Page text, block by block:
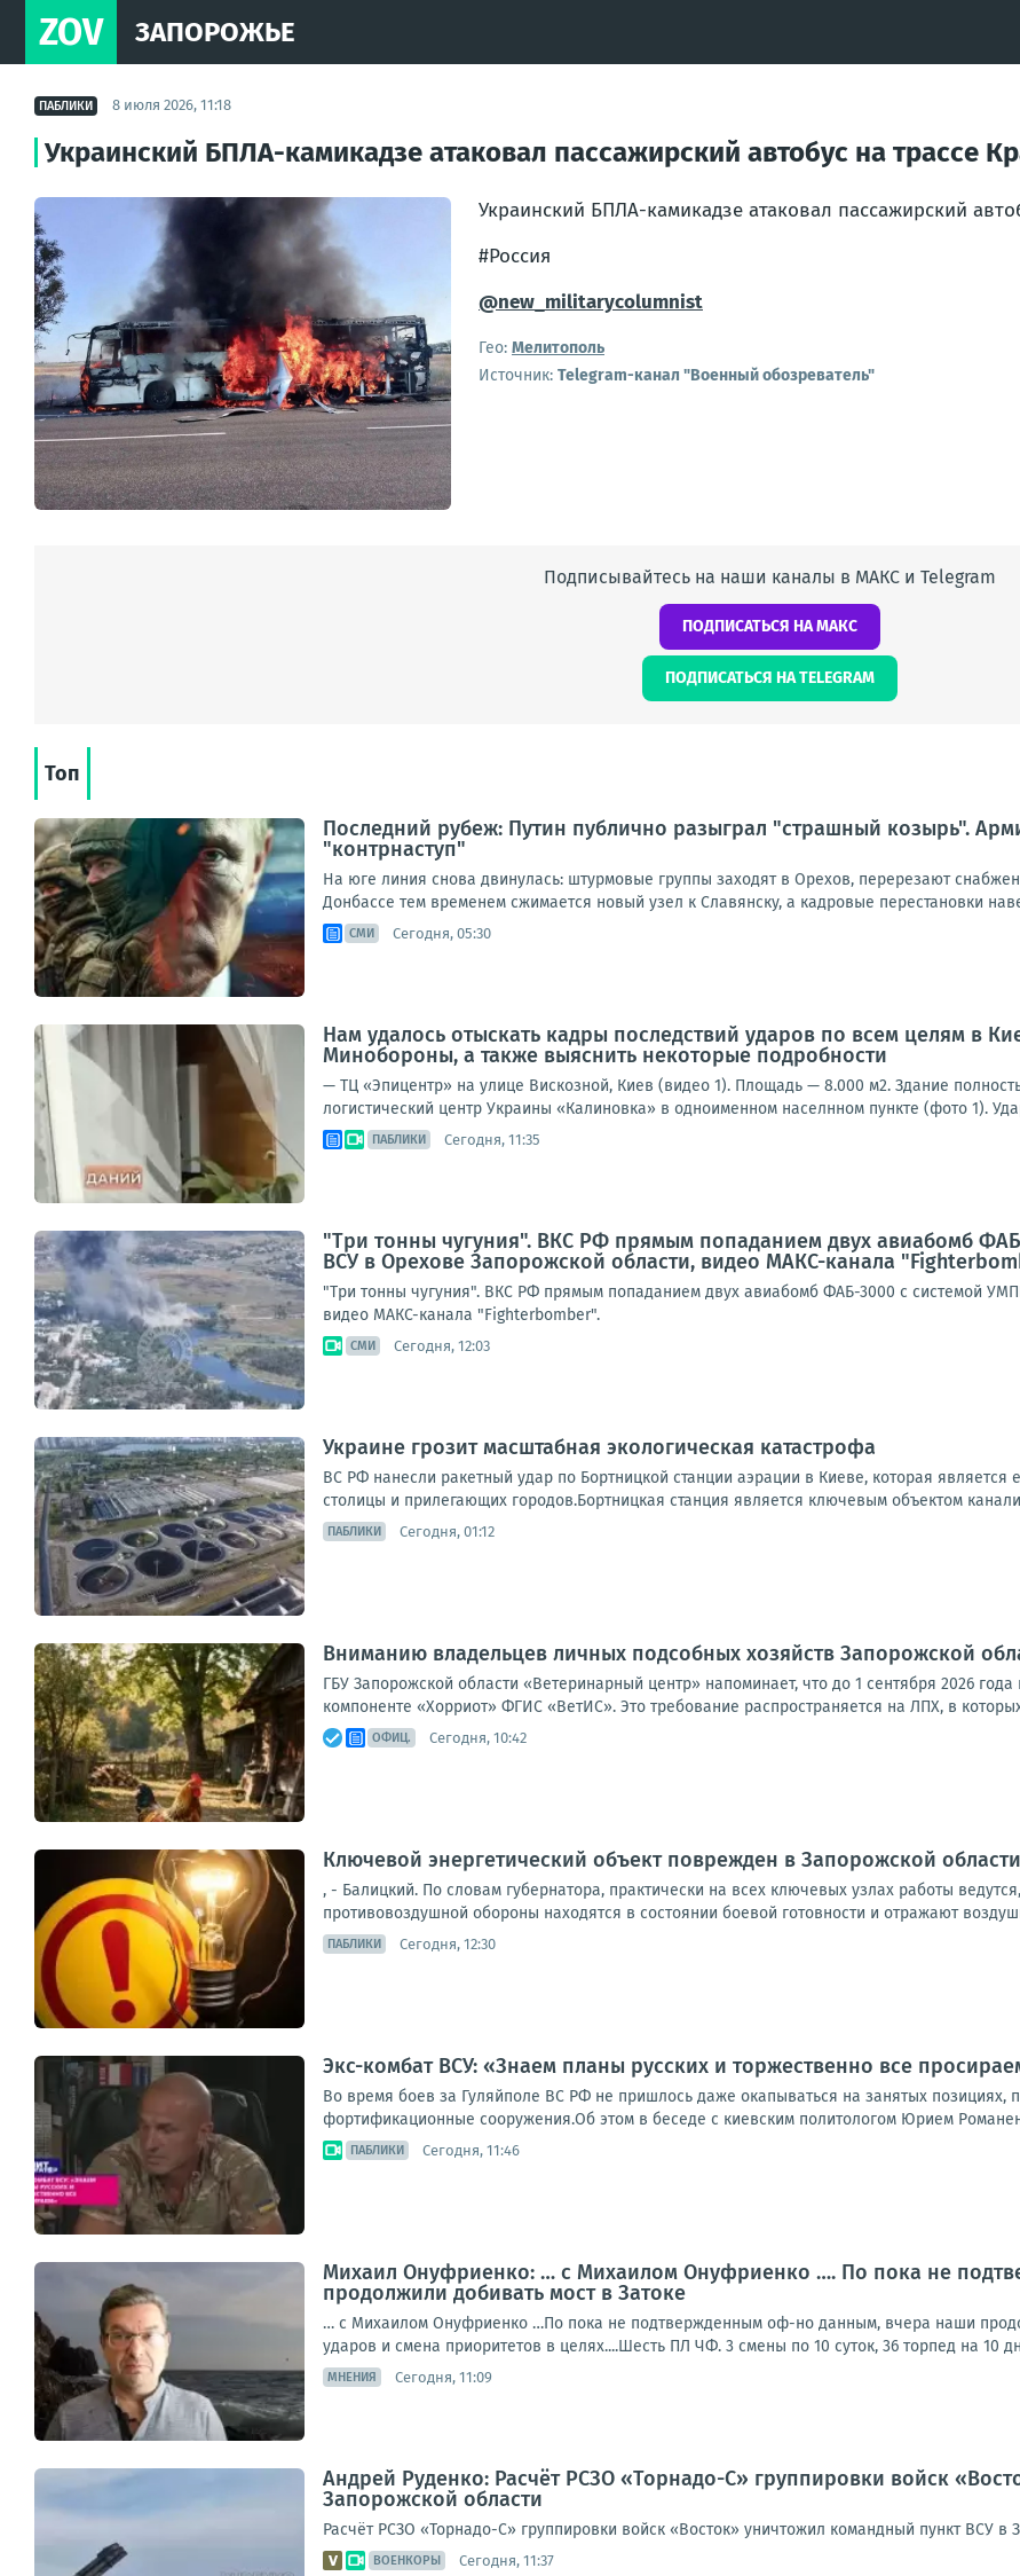
ZOV ЗАПОРОЖЬЕ
ПАБЛИКИ 8 июля 2026, 11:18
Украинский БПЛА-камикадзе атаковал пассажирский автобус на трассе
Украинский БПЛА-камикадзе атаковал пассажирский
#Россия
@new_militarycolumnist
Гео: Мелитополь
Источник: Telegram-канал "Военный обозреватель"
Подписывайтесь на наши каналы в МАКС и Telegram
ПОДПИСАТЬСЯ НА МАКС
ПОДПИСАТЬСЯ НА TELEGRAM
Топ
Последний рубеж: Путин публично разыграл "страшный козырь".
"контрнаступ"
На юге линия снова двинулась: штурмовые группы заходят в Орехов, перерезают
Донбассе тем временем сжимается новый узел к Славянску, а кадровые перестановки
СМИ Сегодня, 05:30
Нам удалось отыскать кадры последствий ударов по всем целям в
Минобороны, а также выяснить некоторые подробности
— ТЦ «Эпицентр» на улице Вискозной, Киев (видео 1). Площадь — 8.000 м2. Здание
логистический центр Украины «Калиновка» в одноименном населнном пункте (фото 1).
ПАБЛИКИ Сегодня, 11:35
"Три тонны чугуния". ВКС РФ прямым попаданием двух авиабомб
ВСУ в Орехове Запорожской области, видео МАКС-канала
"Три тонны чугуния". ВКС РФ прямым попаданием двух авиабомб ФАБ-3000 с системой
видео МАКС-канала "Fighterbomber".
СМИ Сегодня, 12:03
Украине грозит масштабная экологическая катастрофа
ВС РФ нанесли ракетный удар по Бортницкой станции аэрации в Киеве, которая
столицы и прилегающих городов.Бортницкая станция является ключевым объектом
ПАБЛИКИ Сегодня, 01:12
Вниманию владельцев личных подсобных хозяйств Запорожской
ГБУ Запорожской области «Ветеринарный центр» напоминает, что до 1 сентября 2026
компоненте «Хорриот» ФГИС «ВетИС». Это требование распространяется на ЛПХ, в
ОФИЦ. Сегодня, 10:42
Ключевой энергетический объект поврежден в Запорожской
, - Балицкий. По словам губернатора, практически на всех ключевых узлах работы
противовоздушной обороны находятся в состоянии боевой готовности и отражают
ПАБЛИКИ Сегодня, 12:30
Экс-комбат ВСУ: «Знаем планы русских и торжественно все
Во время боев за Гуляйполе ВС РФ не пришлось даже окапываться на занятых позициях,
фортификационные сооружения.Об этом в беседе с киевским политологом Юрием
ПАБЛИКИ Сегодня, 11:46
Михаил Онуфриенко: … с Михаилом Онуфриенко …. По пока не
продолжили добивать мост в Затоке
… с Михаилом Онуфриенко …По пока не подтвержденным оф-но данным, вчера наши
ударов и смена приоритетов в целях....Шесть ПЛ ЧФ. 3 смены по 10 суток, 36 торпед на 10
МНЕНИЯ Сегодня, 11:09
Андрей Руденко: Расчёт РСЗО «Торнадо-С» группировки войск
Запорожской области
Расчёт РСЗО «Торнадо-С» группировки войск «Восток» уничтожил командный пункт ВСУ в
ВОЕНКОРЫ Сегодня, 11:37